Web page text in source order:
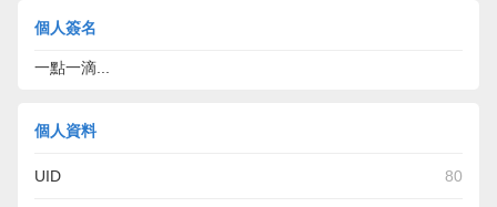
個人簽名
一點一滴...
個人資料
UID 80